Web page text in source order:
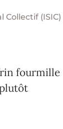
Collectif (ISIC)
fourmille